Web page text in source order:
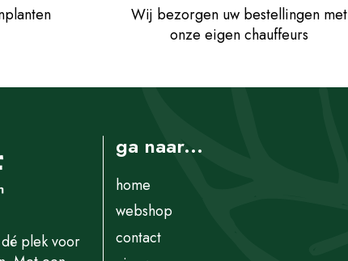
Wij bezorgen uw bestellingen met
onze eigen chauffeurs
plek voor
ga naar...
home
webshop
contact